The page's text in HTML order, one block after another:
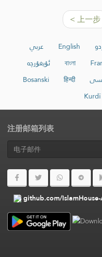
< 上一步
عربي English
ئۇيغۇرچە
বাংলা
Bosanski
हिन्दी
Kurdî
注册邮箱列表
github.com/